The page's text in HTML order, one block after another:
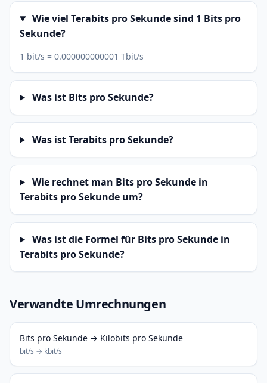
Wie viel Terabits pro Sekunde sind 1 Bits pro
Sekunde?
1 bit/s = 0.000000000001 Tbit/s
Was ist Bits pro Sekunde?
Was ist Terabits pro Sekunde?
Wie rechnet man Bits pro Sekunde in
Terabits pro Sekunde um?
Was ist die Formel für Bits pro Sekunde in
Terabits pro Sekunde?
Verwandte Umrechnungen
Bits pro Sekunde → Kilobits pro Sekunde
bit/s → kbit/s